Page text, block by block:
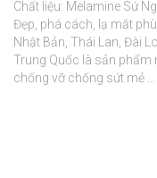
Chất liệu: Melamine Sứ
Đẹp, phá cách, lạ mắt
Nhật Bản, Thái Lan, Đài
Trung Quốc là sản phẩm
chống vỡ chống sứt mẻ ...